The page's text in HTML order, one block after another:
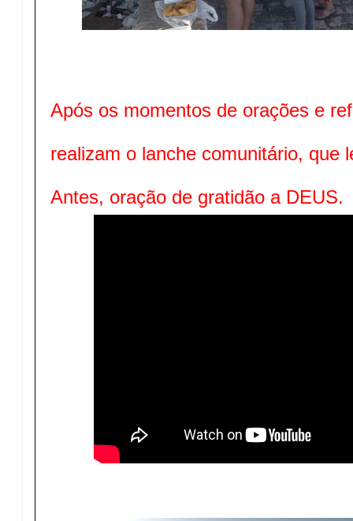
Após os momentos de orações e
realizam o lanche comunitário, que
Antes, oração de gratidão a DEUS.